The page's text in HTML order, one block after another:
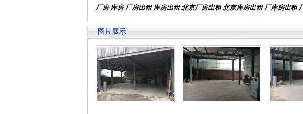
厂房 库房 厂房出租 库房出租 北京厂房出租 北京库房出租 厂库房出租
图片展示